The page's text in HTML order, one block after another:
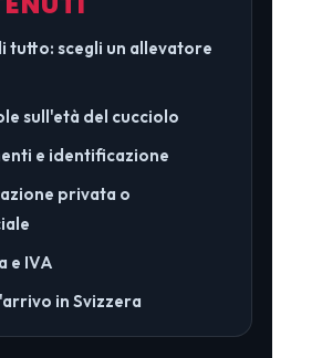
tutto: scegli un allevatore
sull'età del cucciolo
e identificazione
privata o
e IVA
in Svizzera